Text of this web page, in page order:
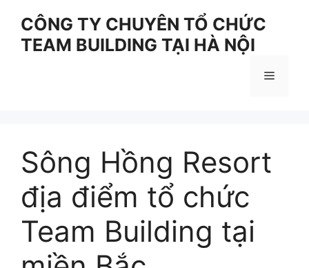
content
CÔNG TY CHUYÊN TỔ CHỨC
TEAM BUILDING TẠI HÀ NỘI
Menu
Sông Hồng Resort
địa điểm tổ chức
Team Building tại